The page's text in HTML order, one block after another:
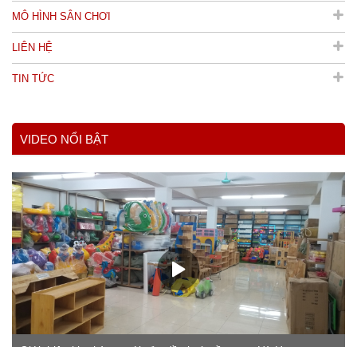
MÔ HÌNH SÂN CHƠI
LIÊN HỆ
TIN TỨC
VIDEO NỔI BẬT